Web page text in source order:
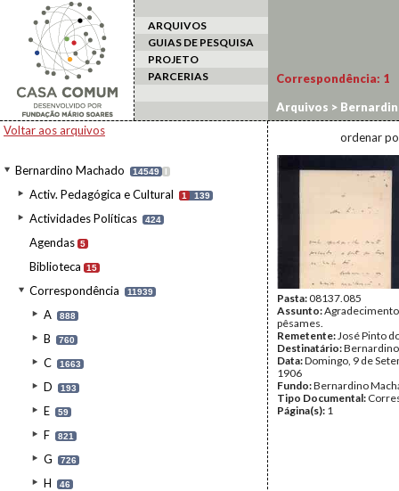
ARQUIVOS
GUIAS DE PESQUISA
PROJETO
PARCERIAS
Voltar aos arquivos
Bernardino Machado 14549 I
Activ. Pedagógica e Cultural 1 139
Actividades Políticas 424
Agendas 5
Biblioteca 15
Correspondência 11939
A 888
B 760
C 1663
D 193
E 59
F 821
G 726
H 46
Correspondência: 1
Arquivos >
ordenar
Pasta:08137.085
Assunto:
pêsames.
Remetente:José Pinto
Destinatário:
Data:Domingo, 9 de
1906
Fundo:Bernardino
Tipo Documental:
Página(s): 1